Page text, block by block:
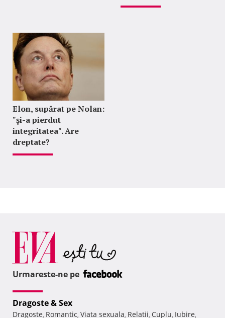
Elon, supărat pe Nolan:
"şi-a pierdut
integritatea". Are
dreptate?
Urmareste-ne pe
Dragoste & Sex
Dragoste, Romantic, Viata sexuala, Relatii, Cuplu, Iubire,